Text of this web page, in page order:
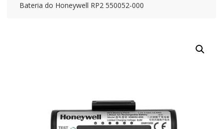
Bateria do Honeywell RP2 550052-000